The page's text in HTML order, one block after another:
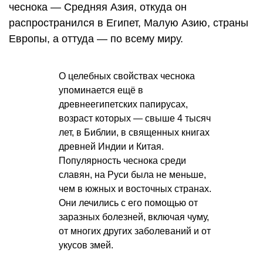
чеснока — Средняя Азия, откуда он
распространился в Египет, Малую Азию, страны
Европы, а оттуда — по всему миру.
О целебных свойствах чеснока
упоминается ещё в
древнеегипетских папирусах,
возраст которых — свыше 4 тысяч
лет, в Библии, в священных книгах
древней Индии и Китая.
Популярность чеснока среди
славян, на Руси была не меньше,
чем в южных и восточных странах.
Они лечились с его помощью от
заразных болезней, включая чуму,
от многих других заболеваний и от
укусов змей.